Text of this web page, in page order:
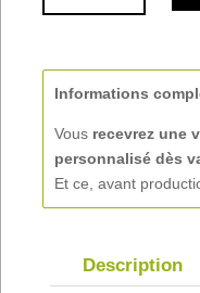
ASSIETTE
DESSERT
PERSONNALISÉE
Informations
Vous recevrez une
personnalisé dès
Et ce, avant
Description